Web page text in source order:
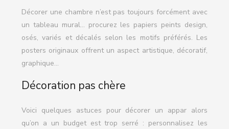
Décorer une chambre n’est pas toujours forcément avec
un tableau mural… procurez les papiers peints design,
osés, variés et décalés selon les motifs préférés. Les
posters originaux offrent un aspect artistique, décoratif,
graphique…
Décoration pas chère
Voici quelques astuces pour décorer un appar alors
qu’on a un budget est trop serré : personnalisez les